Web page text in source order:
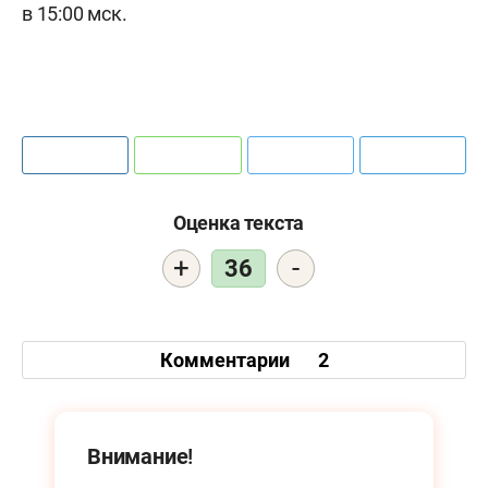
в 15:00 мск.
Оценка текста
+ 36 -
Комментарии 2
Внимание!